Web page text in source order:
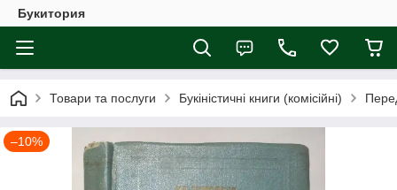
Букитория
Товари та послуги Букіністичні книги (комісійні)
–10%